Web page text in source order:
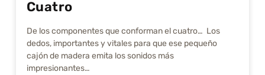
Cuatro
De los componentes que conforman el cuatro… Los
dedos, importantes y vitales para que ese pequeño
cajón de madera emita los sonidos más
impresionantes…